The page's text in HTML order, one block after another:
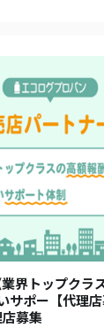
業界トップクラ
サポー【代理
募集